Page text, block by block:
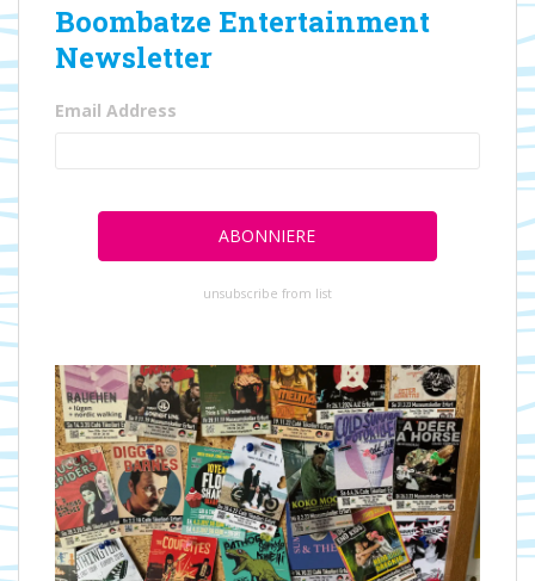
Boombatze Entertainment
Newsletter
Email Address
unsubscribe from list